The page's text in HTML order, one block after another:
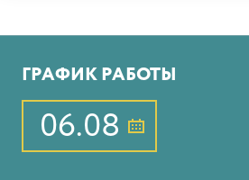
ГРАФИК РАБОТЫ
06.08